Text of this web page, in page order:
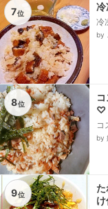
7位
冷
冷
茸
by
8位
♡
コ
by
9位